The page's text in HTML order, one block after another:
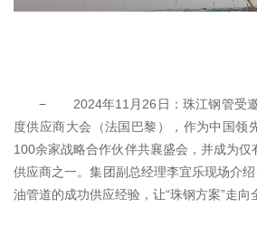
− 2024年11月26日：珠江钢管受邀
度供应商大会（法国巴黎），作为中国领
100余家战略合作伙伴共襄盛会，并成为仅
供应商之一。集团副总经理李宜乐现场介
油管道的成功供应经验，让“珠钢方案”走向